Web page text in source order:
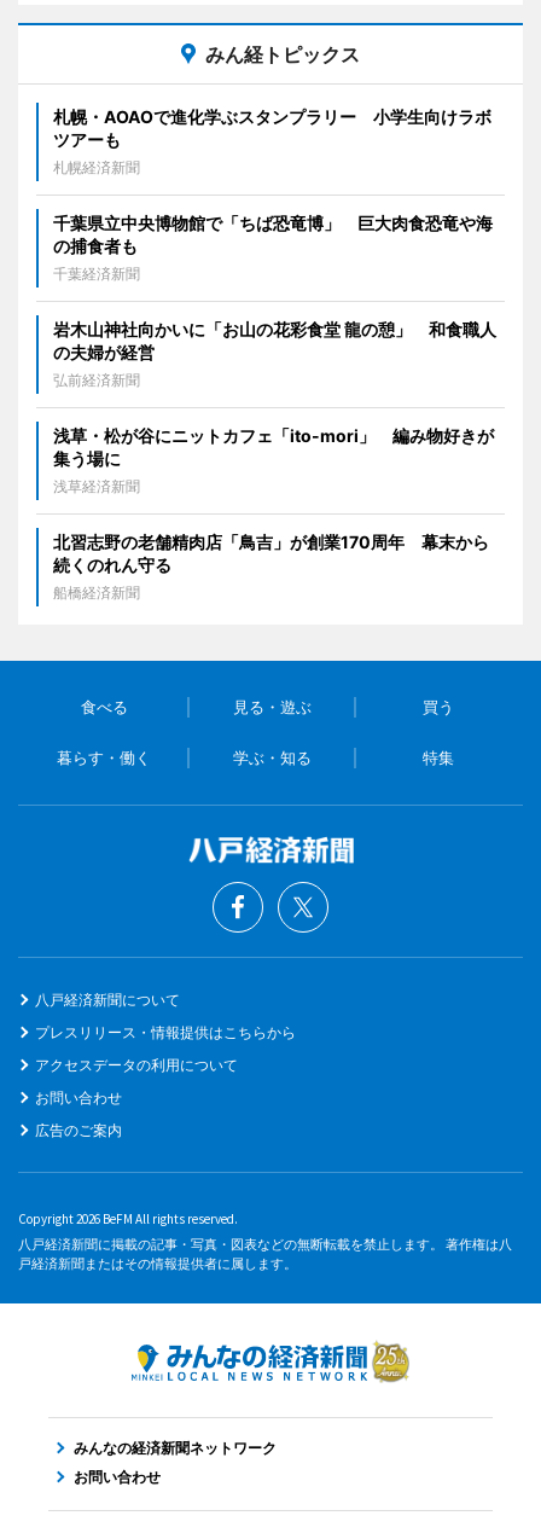
みん経トピックス
札幌・AOAOで進化学ぶスタンプラリー 小学生向けラボ
ツアーも
札幌経済新聞
千葉県立中央博物館で「ちば恐竜博」 巨大肉食恐竜や海
の捕食者も
千葉経済新聞
岩木山神社向かいに「お山の花彩食堂 龍の憩」 和食職人
の夫婦が経営
弘前経済新聞
浅草・松が谷にニットカフェ「ito-mori」 編み物好きが
集う場に
浅草経済新聞
北習志野の老舗精肉店「鳥吉」が創業170周年 幕末から
続くのれん守る
船橋経済新聞
食べる 見る・遊ぶ 買う
暮らす・働く 学ぶ・知る 特集
八戸経済新聞について
プレスリリース・情報提供はこちらから
アクセスデータの利用について
お問い合わせ
広告のご案内
Copyright 2026 BeFM All rights reserved.
八戸経済新聞に掲載の記事・写真・図表などの無断転載を禁止します。 著作権は八
戸経済新聞またはその情報提供者に属します。
みんなの経済新聞ネットワーク
お問い合わせ